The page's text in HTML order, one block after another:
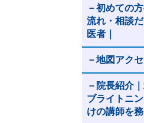
初めての
流れ・相談
医者｜
地図アク
院長紹介
ブライトニ
けの講師を